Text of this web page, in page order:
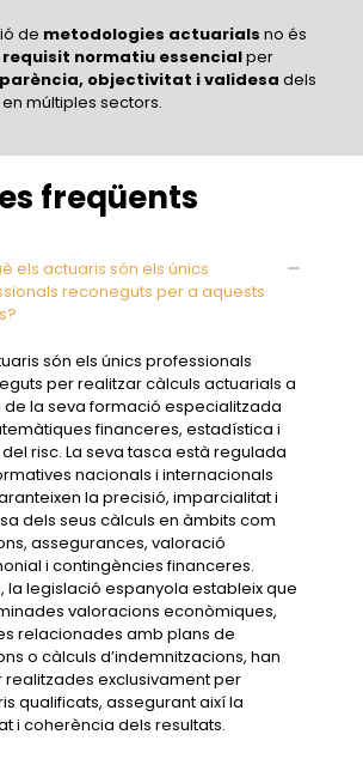
de metodologies actuarials no és
requisit normatiu essencialper
objectivitat i validesa dels
múltiples sectors.
freqüents
els actuaris són els únics
reconeguts per a aquests
són els únics professionals
per realitzar càlculs actuarials a
de la seva formació especialitzada
financeres, estadística i
risc. La seva tasca està regulada
nacionals i internacionals
la precisió, imparcialitat i
dels seus càlculs en àmbits com
assegurances, valoració
i contingències financeres.
la legislació espanyola estableix que
valoracions econòmiques,
relacionades amb plans de
o càlculs d’indemnitzacions, han
realitzades exclusivament per
qualificats, assegurant així la
i coherència dels resultats.